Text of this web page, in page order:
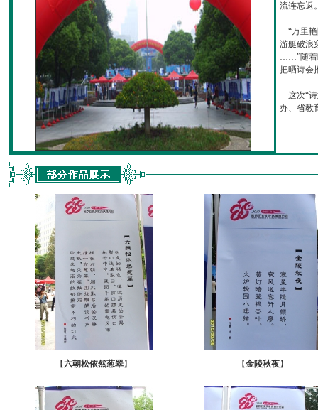
流连忘返
“万里艳
游艇破浪
……”随着
把晒诗会
这次“诗
办、省教
【六朝松依然葱翠】 【金陵秋夜】